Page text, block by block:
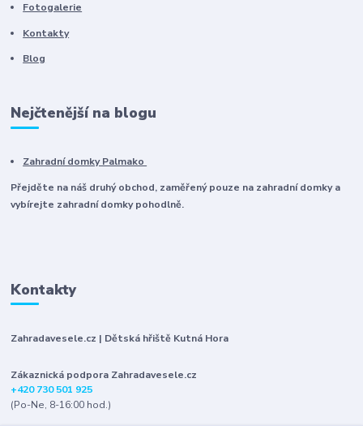
Fotogalerie
Kontakty
Blog
Nejčtenější na blogu
Zahradní domky Palmako
Přejděte na náš druhý obchod, zaměřený pouze na zahradní domky a
vybírejte zahradní domky pohodlně.
Kontakty
Zahradavesele.cz | Dětská hřiště Kutná Hora
Zákaznická podpora Zahradavesele.cz
+420 730 501 925
(Po-Ne, 8-16:00 hod.)